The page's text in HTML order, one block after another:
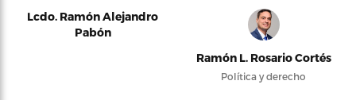
Lcdo. Ramón Alejandro
Pabón
Ramón L. Rosario Cortés
Política y derecho